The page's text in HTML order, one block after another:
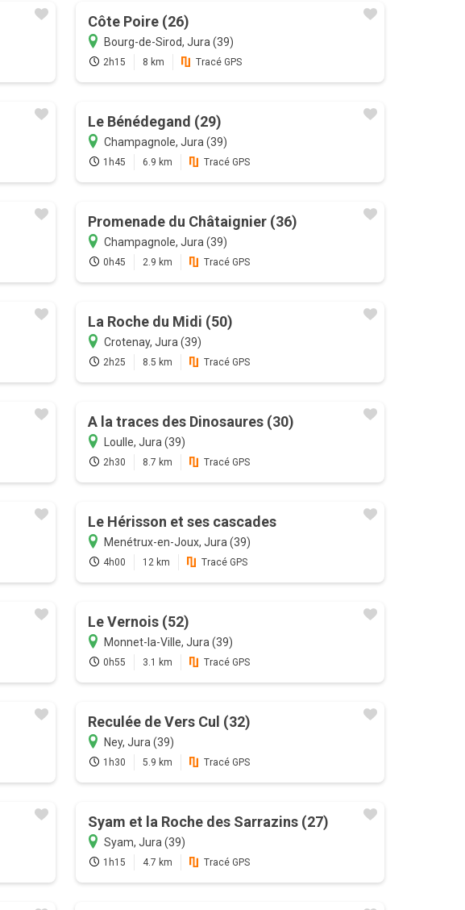
Côte Poire (26)
Bourg-de-Sirod, Jura (39)
2h15 8 km Tracé GPS
Le Bénédegand (29)
Champagnole, Jura (39)
1h45 6.9 km Tracé GPS
Promenade du Châtaignier (36)
Champagnole, Jura (39)
0h45 2.9 km Tracé GPS
La Roche du Midi (50)
Crotenay, Jura (39)
2h25 8.5 km Tracé GPS
A la traces des Dinosaures (30)
Loulle, Jura (39)
2h30 8.7 km Tracé GPS
Le Hérisson et ses cascades
Menétrux-en-Joux, Jura (39)
4h00 12 km Tracé GPS
Le Vernois (52)
Monnet-la-Ville, Jura (39)
0h55 3.1 km Tracé GPS
Reculée de Vers Cul (32)
Ney, Jura (39)
1h30 5.9 km Tracé GPS
Syam et la Roche des Sarrazins (27)
Syam, Jura (39)
1h15 4.7 km Tracé GPS